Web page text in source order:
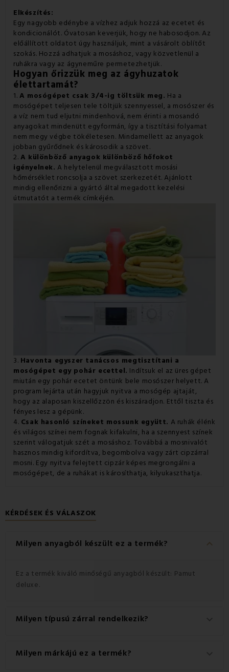
Elkészítés:
Egy nagyobb edénybe a vízhez adjuk hozzá az ecetet és
kondicionálót. Óvatosan keverjük, hogy ne habosodjon. Az
előállított oldatot úgy használjuk, mint a vásárolt öblítőt
szokás. Hozzá adhatjuk a mosáshoz, vagy közvetlenül a
ruhákra vagy az ágyneműre permetezhetjük.
Hogyan őrizzük meg az ágyhuzatok
élettartamát?
1. A mosógépet csak 3/4-ig töltsük meg. Ha a
mosógépet teljesen tele töltjük szennyessel, a mosószer és
a víz nem tud eljutni mindenhová, nem érinti a mosandó
anyagokat mindenütt egyformán, így a tisztítási folyamat
nem megy végbe tökéletesen. Mindamellett az anyagok
jobban gyűrődnek és károsodik a szövet.
2. A különböző anyagok különböző hőfokot
igényelnek. A helytelenül megválasztott mosási
hőmérséklet roncsolja a szövet szerkezetét. Ajánlott
mindig ellenőrizni a gyártó által megadott kezelési
útmutatót a termék címkéjén.
3. Havonta egyszer tanácsos megtisztítani a
mosógépet egy pohár ecettel. Indítsuk el az üres gépet
miután egy pohár ecetet öntünk bele mosószer helyett. A
program lejárta után hagyjuk nyitva a mosógép ajtaját,
hogy az alaposan kiszellőzzön és kiszáradjon. Ettől tiszta és
fényes lesz a gépünk.
4. Csak hasonló színeket mossunk együtt. A ruhák élénk
és világos színei nem fognak kifakulni, ha a szennyest színek
szerint válogatjuk szét a mosáshoz. Továbbá a mosnivalót
hasznos mindig kifordítva, begombolva vagy zárt cipzárral
mosni. Egy nyitva felejtett cipzár képes megrongálni a
mosógépet, de a ruhákat is károsíthatja, kilyukaszthatja.
KÉRDÉSEK ÉS VÁLASZOK
Milyen anyagból készült ez a termék? keyboard_arrow_down
Ez a termék kiváló minőségű anyagból készült: Pamut
deluxe.
Milyen típusú zárral rendelkezik?
Ez a termék praktikus Cipzár zárral rendelkezik.
Milyen márkájú ez a termék?